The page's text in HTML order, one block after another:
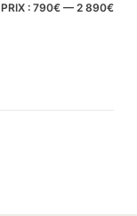
PRIX : 790€ — 2 890€